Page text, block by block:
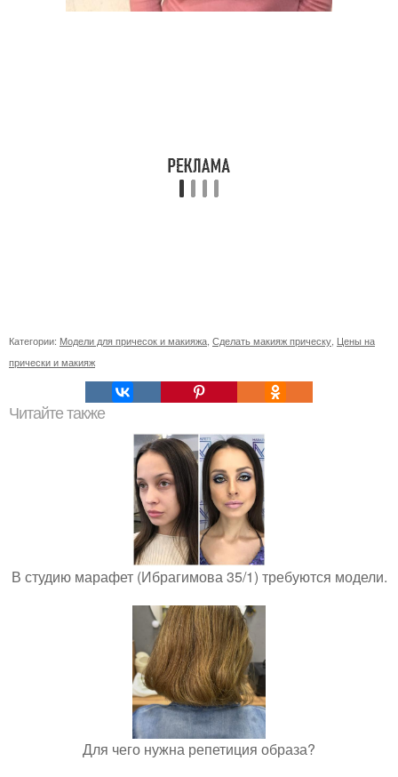
Категории: Модели для причесок и макияжа Сделать макияж прическу Цены на
прически и макияж
Читайте также
В студию марафет (Ибрагимова 35/1) требуются модели.
Для чего нужна репетиция образа?